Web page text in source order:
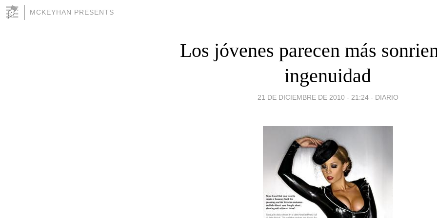
MCKEYHAN PRESENTS
Los jóvenes parecen más
ingenuidad
21 DE DICIEMBRE DE 2010 - 21:24 - DIARIO